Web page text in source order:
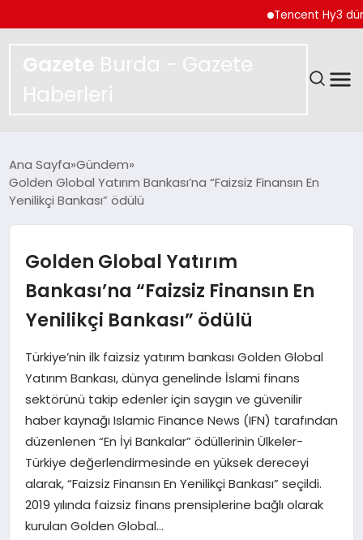
Tencent Hy3 dünya
Gazete Burda - Gazete
Haberleri
SPOR
EKONOMI
TEKNOLOJI
SAĞLIK
EĞITIM
DÜNYA
SIYASET
Ana Sayfa Gündem
Golden Global Yatırım Bankası’na “Faizsiz Finansın En
Yenilikçi Bankası” ödülü
Golden Global Yatırım
Bankası’na “Faizsiz Finansın En
Yenilikçi Bankası” ödülü
Türkiye’nin ilk faizsiz yatırım bankası Golden Global
Yatırım Bankası, dünya genelinde İslami finans
sektörünü takip edenler için saygın ve güvenilir
haber kaynağı Islamic Finance News (IFN) tarafından
düzenlenen “En İyi Bankalar” ödüllerinin Ülkeler-
Türkiye değerlendirmesinde en yüksek dereceyi
alarak, “Faizsiz Finansın En Yenilikçi Bankası” seçildi.
2019 yılında faizsiz finans prensiplerine bağlı olarak
kurulan Golden Global…